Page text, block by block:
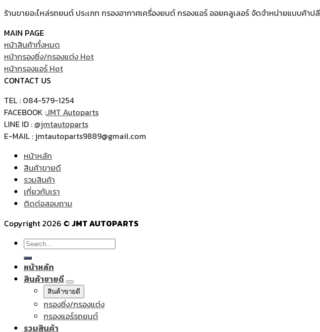
ร้านขายอะไหล่รถยนต์ ประเภท กรองอากาศเครื่องยนต์ กรองแอร์ ออยคลูเลอร์ จัดจำหน่ายแบบค้า
MAIN PAGE
หน้าสินค้าทั้งหมด
หน้ากรองซิ่ง/กรองแต่ง
หน้ากรองแอร์
CONTACT US
TEL : 084-579-1254
FACEBOOK :JMT Autoparts
LINE ID : @jmtautoparts
E-MAIL : jmtautoparts9889@gmail.com
หน้าหลัก
สินค้าขายดี
รวมสินค้า
เกี่ยวกับเรา
ติดต่อสอบถาม
Copyright 2026 © JMT AUTOPARTS
Search
for:
หน้าหลัก
สินค้าขายดี
สินค้าขายดี
กรองซิ่ง/กรองแต่ง
กรองแอร์รถยนต์
รวมสินค้า